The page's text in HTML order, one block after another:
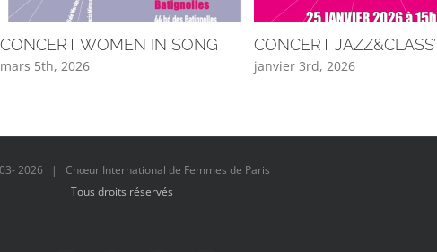
CONCERT WOMEN IN SONG
mars 5th, 2026
CONCERT JAZZ&CLASS’
janvier 3rd, 2026
2026 | Chœur International de Femmes de Paris
Tous droits réservés